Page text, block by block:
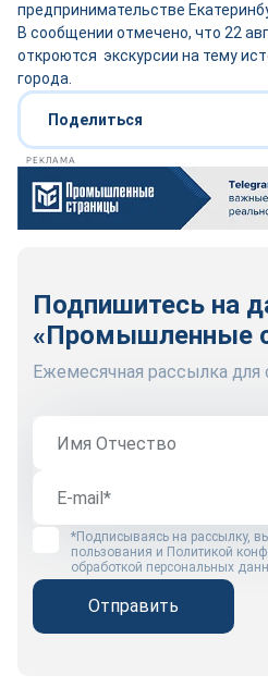
предпринимательстве
В сообщении отмечено, что 22
откроются экскурсии на тему
города.
Поделиться
РЕКЛАМА
Подпишитесь на
«Промышленные
Ежемесячная рассылка для
*Подписываясь на рассылку,
пользования и Политикой
обработкой персональных
Отправить